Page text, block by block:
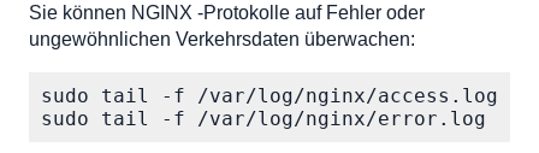
Sie können NGINX -Protokolle auf Fehler oder
ungewöhnlichen Verkehrsdaten überwachen:
sudo tail -f /var/log/nginx/access.log
sudo tail -f /var/log/nginx/error.log